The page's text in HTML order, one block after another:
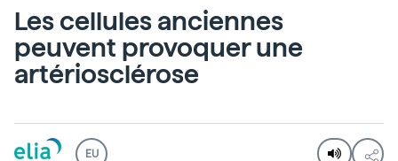
Les cellules anciennes
peuvent provoquer une
artériosclérose
EU